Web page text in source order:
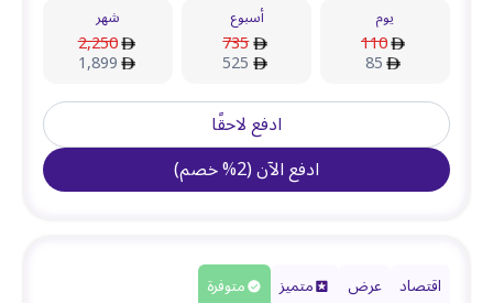
يوم
110
85
أسبوع
735
525
شهر
2,250
1,899
ادفع لاحقًا
ادفع الآن(
2
%خصم)
اقتصاد عرض متميز متوفرة